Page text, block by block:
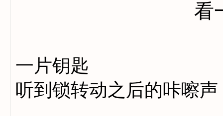
看
一片钥匙
听到锁转动之后的咔嚓声